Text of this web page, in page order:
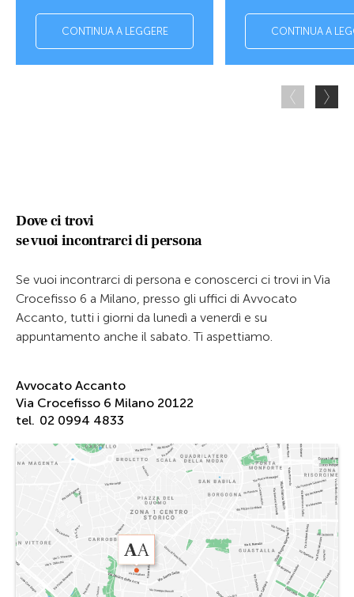
CONTINUA A LEGGERE CONTINUA A
Dove ci trovi
se vuoi incontrarci di persona
Se vuoi incontrarci di persona e conoscerci ci trovi in Via
Crocefisso 6 a Milano, presso gli uffici di Avvocato
Accanto, tutti i giorni da lunedì a venerdì e su
appuntamento anche il sabato. Ti aspettiamo.
Avvocato Accanto
Via Crocefisso 6 Milano 20122
tel. 02 0994 4833